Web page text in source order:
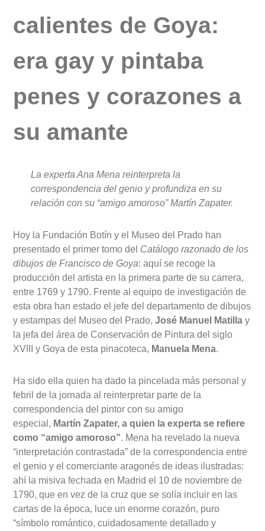
calientes de Goya:
era gay y pintaba
penes y corazones a
su amante
La experta Ana Mena reinterpreta la
correspondencia del genio y profundiza en su
relación con su “amigo amoroso” Martín Zapater.
Hoy la Fundación Botín y el Museo del Prado han
presentado el primer tomo del Catálogo razonado de los
dibujos de Francisco de Goya: aquí se recoge la
producción del artista en la primera parte de su carrera,
entre 1769 y 1790. Frente al equipo de investigación de
esta obra han estado el jefe del departamento de dibujos
y estampas del Museo del Prado,José Manuel Matilla y
la jefa del área de Conservación de Pintura del siglo
XVIII y Goya de esta pinacoteca, Manuela Mena.
Ha sido ella quien ha dado la pincelada más personal y
febril de la jornada al reinterpretar parte de la
correspondencia del pintor con su amigo
especial, Martín Zapater, a quien la experta se refiere
como “amigo amoroso”. Mena ha revelado la nueva
“interpretación contrastada” de la correspondencia entre
el genio y el comerciante aragonés de ideas ilustradas:
ahí la misiva fechada en Madrid el 10 de noviembre de
1790, que en vez de la cruz que se solía incluir en las
cartas de la época, luce un enorme corazón, puro
“símbolo romántico, cuidadosamente detallado y